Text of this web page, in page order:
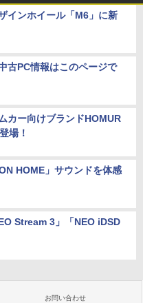
インホイール「M6」に新
古PC情報はこのページで
カー向けブランドHOMUR
場！
HOME」サウンドを体感
Stream 3」「NEO iDSD
お問い合わせ